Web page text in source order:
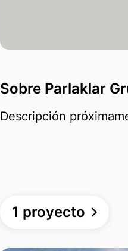
Sobre Parlaklar
Descripción
1 proyecto